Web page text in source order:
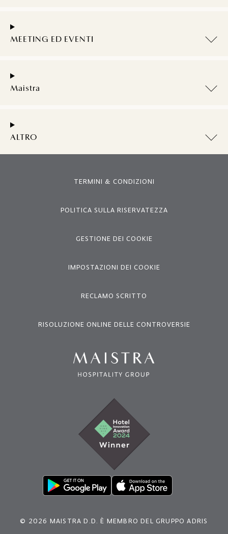
MEETING ED EVENTI
Maistra
ALTRO
TERMINI & CONDIZIONI
POLITICA SULLA RISERVATEZZA
GESTIONE DEI COOKIE
IMPOSTAZIONI DEI COOKIE
RECLAMO SCRITTO
RISOLUZIONE ONLINE DELLE CONTROVERSIE
© 2026 MAISTRA D.D. È MEMBRO DEL GRUPPO ADRIS